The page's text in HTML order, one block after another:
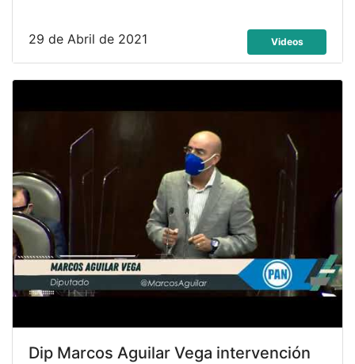
29 de Abril de 2021 Videos
Dip Marcos Aguilar Vega intervención